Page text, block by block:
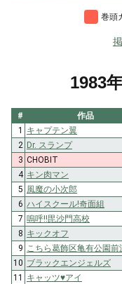
巻頭
1983
# 作品
1
キャプテン翼
2 Dr. スランプ
3 CHOBIT
4 キン肉マン
5 風魔の小次郎
6 ハイスクール!奇面組
7 嗚呼!!毘沙門高校
8 キックオフ
9
こちら葛飾区亀有公園前
10 ブラックエンジェルズ
11
キャッツ♥アイ